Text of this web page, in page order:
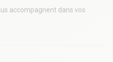
accompagnent dans vos